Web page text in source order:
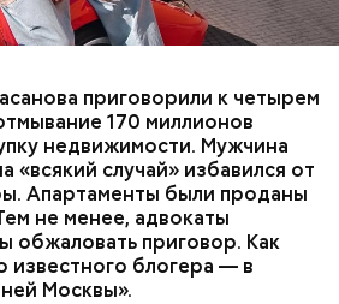
приговорили к четырем
170 миллионов
недвижимости. Мужчина
«всякий случай» избавился от
Апартаменты были проданы
не менее, адвокаты
обжаловать приговор. Как
известного блогера — в
Москвы».
задержали. На первом же
что планировал отравить
следователи посчитали, что
была квартира родителей,
смерти перешла бы сыну. Но
Миссюра заявил, что ранее
людей.